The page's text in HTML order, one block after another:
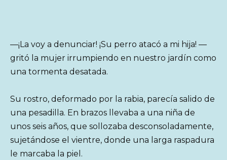
—¡La voy a denunciar! ¡Su perro atacó a mi hija! —
gritó la mujer irrumpiendo en nuestro jardín como
una tormenta desatada.
Su rostro, deformado por la rabia, parecía salido de
una pesadilla. En brazos llevaba a una niña de
unos seis años, que sollozaba desconsoladamente,
sujetándose el vientre, donde una larga raspadura
le marcaba la piel.